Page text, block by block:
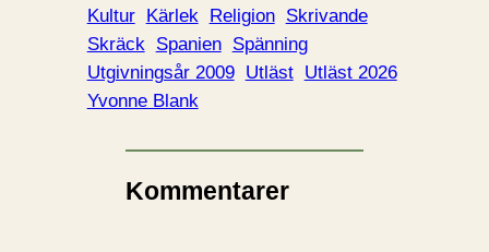
Kultur
Kärlek Religion Skrivande
Skräck Spanien Spänning
Utgivningsår 2009 Utläst Utläst 2026
Yvonne Blank
Kommentarer